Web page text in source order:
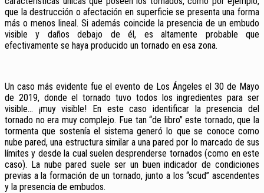
que la destrucción o afectación en superficie se presenta una forma
más o menos lineal. Si además coincide la presencia de un embudo
visible y daños debajo de él, es altamente probable que
efectivamente se haya producido un tornado en esa zona.
Un caso más evidente fue el evento de Los Ángeles el 30 de Mayo
de 2019, donde el tornado tuvo todos los ingredientes para ser
visible… ¡muy visible! En este caso identificar la presencia del
tornado no era muy complejo. Fue tan “de libro” este tornado, que la
tormenta que sostenía el sistema generó lo que se conoce como
nube pared, una estructura similar a una pared por lo marcado de sus
límites y desde la cual suelen desprenderse tornados (como en este
caso). La nube pared suele ser un buen indicador de condiciones
previas a la formación de un tornado, junto a los “scud” ascendentes
y la presencia de embudos.